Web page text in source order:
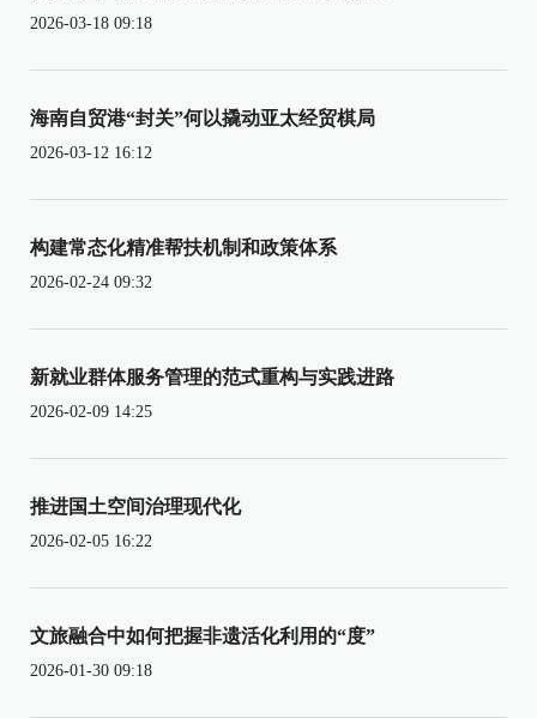
2026-03-18 09:18
海南自贸港“封关”何以撬动亚太经贸棋局
2026-03-12 16:12
构建常态化精准帮扶机制和政策体系
2026-02-24 09:32
新就业群体服务管理的范式重构与实践进路
2026-02-09 14:25
推进国土空间治理现代化
2026-02-05 16:22
文旅融合中如何把握非遗活化利用的“度”
2026-01-30 09:18